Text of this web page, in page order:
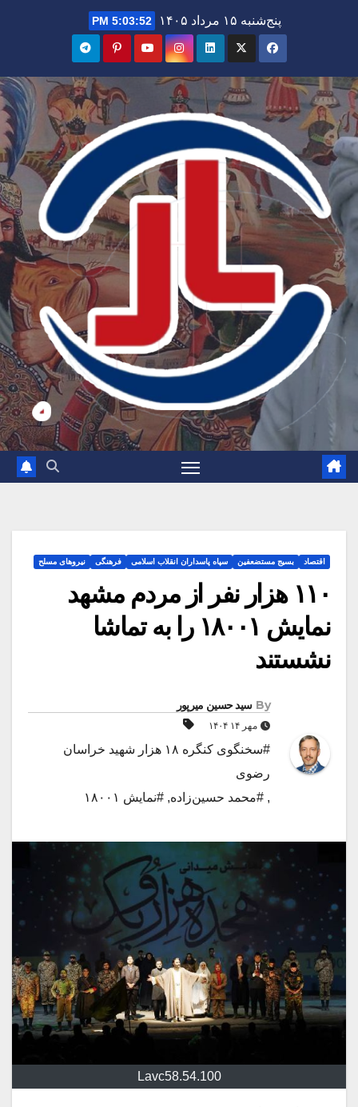
پنج‌شنبه ۱۵ مرداد ۱۴۰۵ 5:03:54 PM
اقتصاد بسیج مستضعفین سپاه پاسداران انقلاب اسلامی فرهنگی نیروهای مسلح
۱۱۰ هزار نفر از مردم مشهد
نمایش ۱۸۰۰۱ را به تماشا
نشستند
By سید حسین میرپور
مهر ۱۴ ۱۴۰۴
#سخنگوی کنگره ۱۸ هزار شهید خراسان
رضوی
, #محمد حسین‌زاده, #نمایش ۱۸۰۰۱
Lavc58.54.100